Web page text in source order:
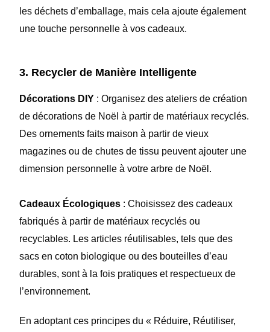
les déchets d’emballage, mais cela ajoute également
une touche personnelle à vos cadeaux.
3. Recycler de Manière Intelligente
Décorations DIY : Organisez des ateliers de création
de décorations de Noël à partir de matériaux recyclés.
Des ornements faits maison à partir de vieux
magazines ou de chutes de tissu peuvent ajouter une
dimension personnelle à votre arbre de Noël.
Cadeaux Écologiques : Choisissez des cadeaux
fabriqués à partir de matériaux recyclés ou
recyclables. Les articles réutilisables, tels que des
sacs en coton biologique ou des bouteilles d’eau
durables, sont à la fois pratiques et respectueux de
l’environnement.
En adoptant ces principes du « Réduire, Réutiliser,